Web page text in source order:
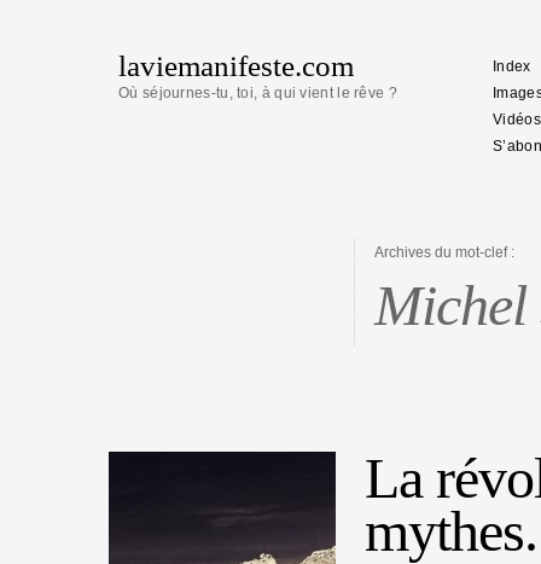
laviemanifeste.com
Où séjournes-tu, toi, à qui vient le rêve ?
Index
Vidéos
Archives du mot-clef :
Michel
La
mythes.